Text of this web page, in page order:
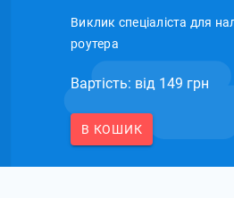
Виклик спеціаліста для
роутера
В КОШИК
Вартість: вiд 149 грн